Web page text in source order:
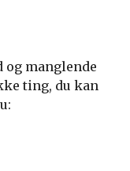
manglende
ting, du kan